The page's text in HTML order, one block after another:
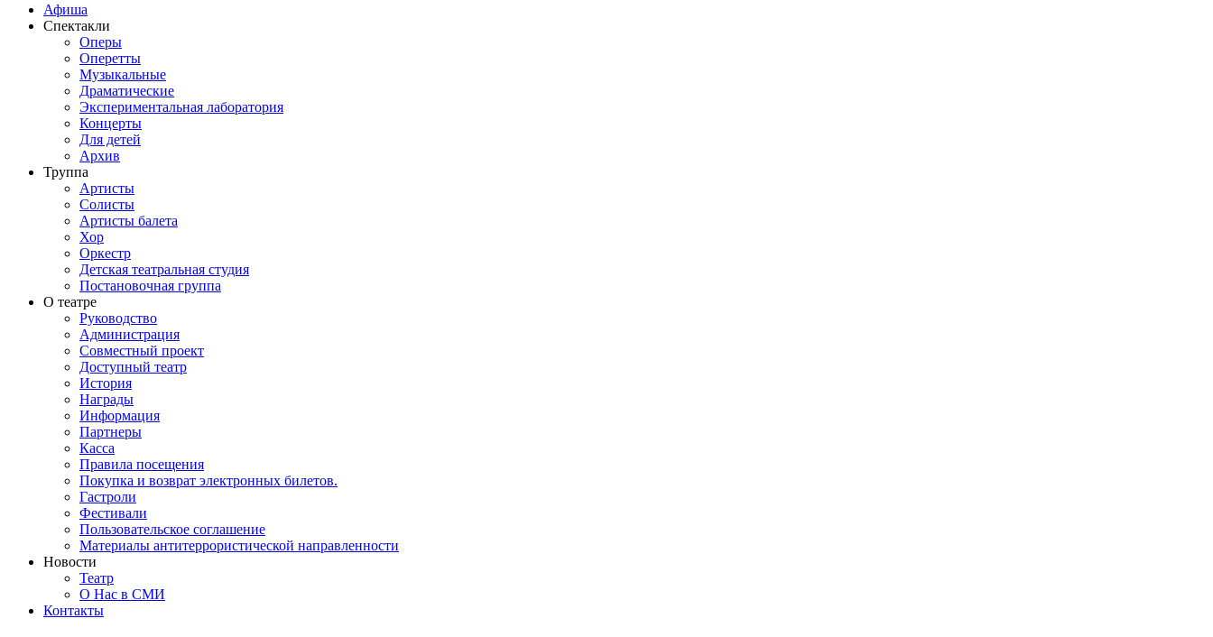
Афиша
Спектакли
Оперы
Оперетты
Музыкальные
Драматические
Экспериментальная лаборатория
Концерты
Для детей
Архив
Труппа
Артисты
Солисты
Артисты балета
Хор
Оркестр
Детская театральная студия
Постановочная группа
О театре
Руководство
Администрация
Совместный проект
Доступный театр
История
Награды
Информация
Партнеры
Касса
Правила посещения
Покупка и возврат электронных билетов.
Гастроли
Фестивали
Пользовательское соглашение
Материалы антитеррористической направленности
Новости
Театр
О Нас в СМИ
Контакты